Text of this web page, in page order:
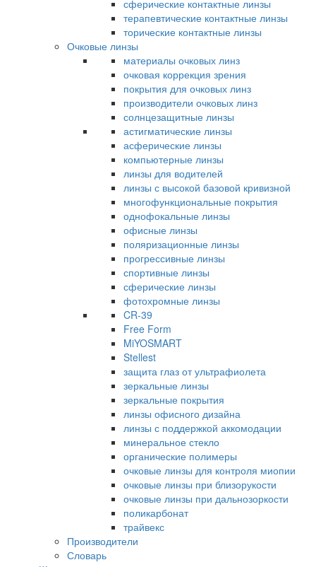
сферические контактные линзы
терапевтические контактные линзы
торические контактные линзы
Очковые линзы
материалы очковых линз
очковая коррекция зрения
покрытия для очковых линз
производители очковых линз
солнцезащитные линзы
астигматические линзы
асферические линзы
компьютерные линзы
линзы для водителей
линзы с высокой базовой кривизной
многофункциональные покрытия
однофокальные линзы
офисные линзы
поляризационные линзы
прогрессивные линзы
спортивные линзы
сферические линзы
фотохромные линзы
CR-39
Free Form
MiYOSMART
Stellest
защита глаз от ультрафиолета
зеркальные линзы
зеркальные покрытия
линзы офисного дизайна
линзы с поддержкой аккомодации
минеральное стекло
органические полимеры
очковые линзы для контроля миопии
очковые линзы при близорукости
очковые линзы при дальнозоркости
поликарбонат
трайвекс
Производители
Словарь